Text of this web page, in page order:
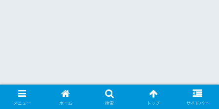
メニュー ホーム 検索 トップ サイドバー